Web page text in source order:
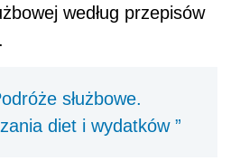
według przepisów
służbowe.
diet i wydatków ”